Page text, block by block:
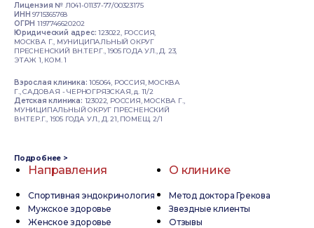
Лицензия № Л041-01137-77/00323175
ИНН 9715365768
ОГРН 1197746620202
Юридический адрес:123022, РОССИЯ,
МОСКВА Г., МУНИЦИПАЛЬНЫЙ ОКРУГ
ПРЕСНЕНСКИЙ ВН.ТЕР.Г., 1905 ГОДА УЛ., Д. 23,
ЭТАЖ 1, КОМ. 1
Взрослая клиника: 105064, РОССИЯ, МОСКВА
Г., САДОВАЯ - ЧЕРНОГРЯЗСКАЯ, д. 11/2
Детская клиника: 123022, РОССИЯ, МОСКВА Г.,
МУНИЦИПАЛЬНЫЙ ОКРУГ ПРЕСНЕНСКИЙ
ВН.ТЕР.Г., 1905 ГОДА УЛ., Д. 21, ПОМЕЩ. 2/1
Подробнее >
Направления
Спортивная эндокринология
Мужское здоровье
Женское здоровье
О клинике
Метод доктора Грекова
Звездные клиенты
Отзывы